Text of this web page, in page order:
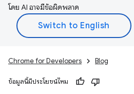
โดย AI อาจมีข้อผิดพลาด
Chrome for Developers Blog
ข้อมูลนี้มีประโยชน์ไหม